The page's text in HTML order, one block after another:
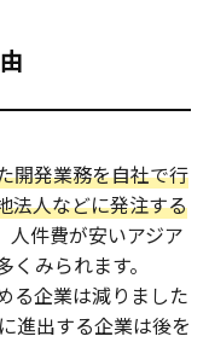
開発業務を自社で行
法人などに発注する
人件費が安いアジア
みられます。
る企業は減りました
進出する企業は後を